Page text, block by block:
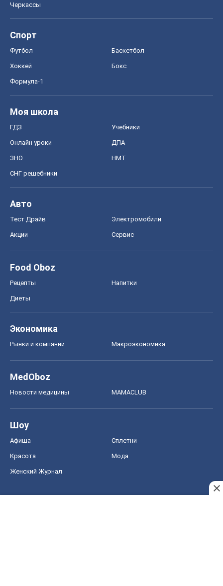
Черкассы
Спорт
Футбол Баскетбол
Хоккей Бокс
Формула-1
Моя школа
ГДЗ Учебники
Онлайн уроки ДПА
ЗНО НМТ
СНГ решебники
Авто
Тест Драйв Электромобили
Акции Сервис
Food Oboz
Рецепты Напитки
Диеты
Экономика
Рынки и компании Mакроэкономика
MedOboz
Новости медицины MAMACLUB
Шоу
Афиша Сплетни
Красота Мода
Женский Журнал